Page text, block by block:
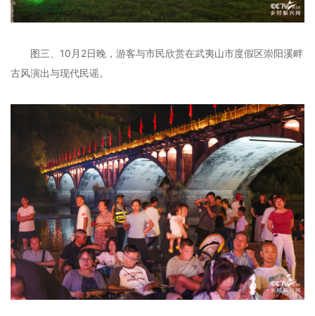
图三、10月2日晚，游客与市民欣赏在武夷山市度假区崇阳溪畔
古风演出与现代民谣。